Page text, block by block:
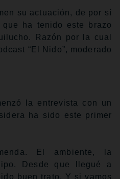
su actuación, de por sí
ha tenido este brazo
Razón por la cual
“El Nido”, moderado
la entrevista con un
ha sido este primer
El ambiente, la
Desde que llegué a
buen trato. Y si vamos